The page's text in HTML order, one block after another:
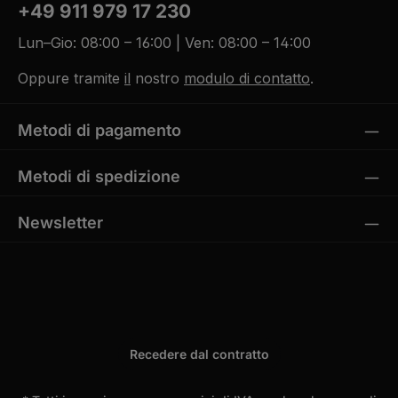
L
f
e
z
e
-
1
e
r
g
e
+49 911 979 17 230
Lun–Gio: 08:00 – 16:00 | Ven: 08:00 – 14:00
Oppure tramite il nostro modulo di contatto.
Metodi di pagamento
Metodi di spedizione
Newsletter
Recedere dal contratto